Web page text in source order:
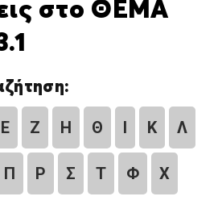
στο ΘΕΜΑ
Ε Ζ Η Θ Ι Κ Λ
Π Ρ Σ Τ Φ Χ